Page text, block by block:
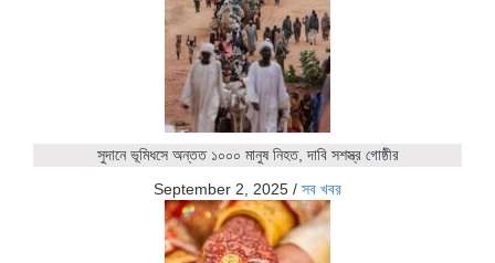
সুদানে ভূমিধসে অন্তত ১০০০ মানুষ নিহত, দাবি সশস্ত্র গোষ্ঠীর
September 2, 2025 / সব খবর